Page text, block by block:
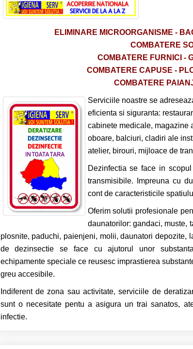
ELIMINARE MICROORGANISME -
COMBATERE
COMBATERE FURNICI -
COMBATERE CAPUSE -
COMBATERE
Serviciile noastre se
eficienta si siguranta:
cabinete medicale, magazine
oboare, balciuri, cladiri ale
atelier, birouri, mijloace de
Dezinfectia se face in
transmisibile. Impreuna cu
cont de caracteristicile
Oferim solutii profesionale
daunatorilor: gandaci, muste,
plosnite, paduchi, paienjeni, molii, daunatori depozite,
de dezinsectie se face cu ajutorul unor
echipamente speciale ce reusesc imprastierea
greu accesibile.
Indiferent de zona sau activitate, serviciile de
sunt o necesitate pentu a asigura un trai sanatos,
infectie.